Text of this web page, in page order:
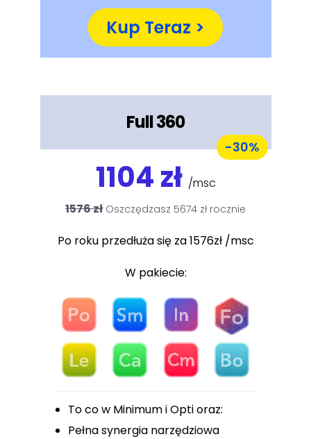
Kup Teraz >
Full 360
-30%
1104 zł /msc
1576 zł Oszczędzasz 5674 zł rocznie
Po roku przedłuża się za 1576zł /msc
W pakiecie:
To co w Minimum i Opti oraz:
Pełna synergia narzędziowa